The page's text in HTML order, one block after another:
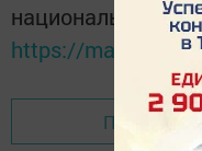
национальном
https://max.ru/
Перейти на